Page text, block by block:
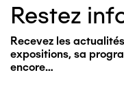
Restez
Recevez les
expositions, sa
encore…